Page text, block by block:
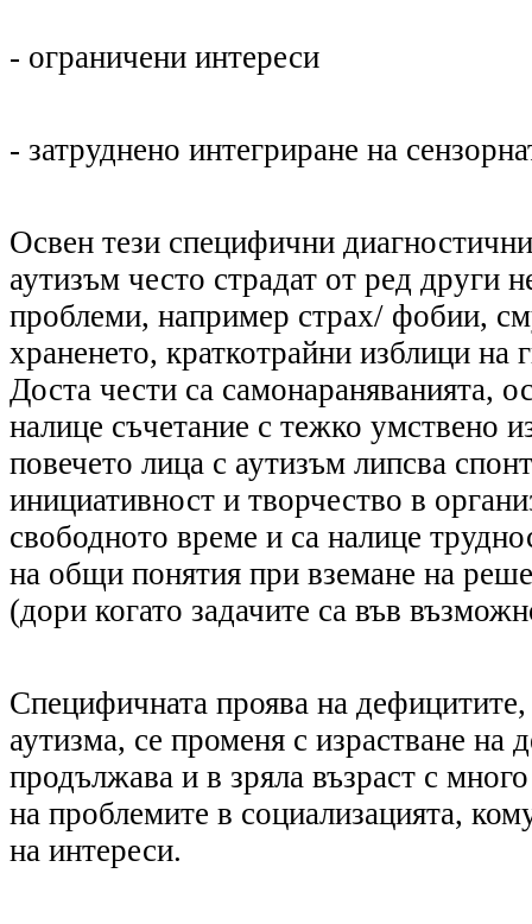
- ограничени интереси
- затруднено интегриране на
Освен тези специфични
аутизъм често страдат от ред други
проблеми, например страх/ фобии,
храненето, краткотрайни изблици на
Доста чести са самонараняванията,
налице съчетание с тежко умствено
повечето лица с аутизъм липсва
инициативност и творчество в
свободното време и са налице
на общи понятия при вземане на
(дори когато задачите са във
Специфичната проява на дефицитите,
аутизма, се променя с израстване на
продължава и в зряла възраст с
на проблемите в социализацията,
на интереси.